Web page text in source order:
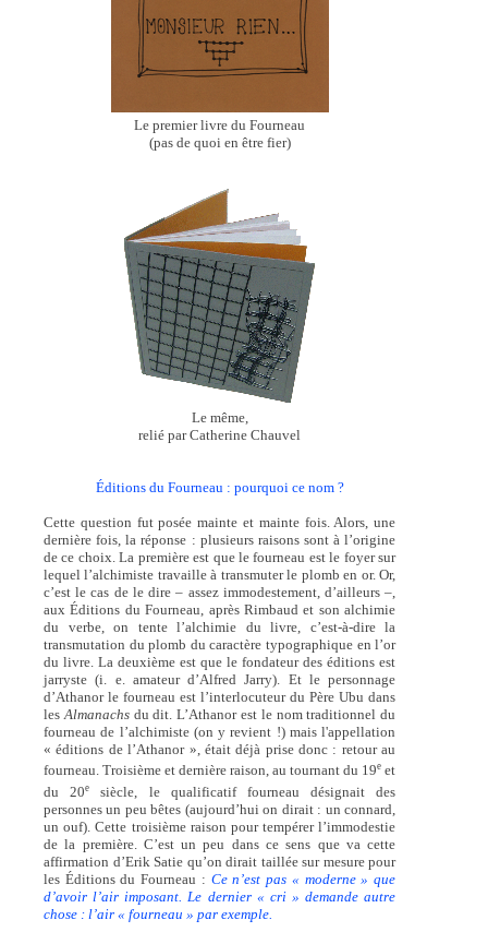
Le premier livre du Fourneau
(pas de quoi en être fier)
Le même,
relié par Catherine Chauvel
Éditions du Fourneau : pourquoi ce nom ?
Cette question fut posée mainte et mainte fois. Alors, une
dernière fois, la réponse : plusieurs raisons sont à l’origine
de ce choix. La première est que le fourneau est le foyer sur
lequel l’alchimiste travaille à transmuter le plomb en or. Or,
c’est le cas de le dire – assez immodestement, d’ailleurs –,
aux Éditions du Fourneau, après Rimbaud et son alchimie
du verbe, on tente l’alchimie du livre, c’est-à-dire la
transmutation du plomb du caractère typographique en l’or
du livre. La deuxième est que le fondateur des éditions est
jarryste (i. e. amateur d’Alfred Jarry). Et le personnage
d’Athanor le fourneau est l’interlocuteur du Père Ubu dans
lesAlmanachsdu dit. L’Athanor est le nom traditionnel du
fourneau de l’alchimiste (on y revient !) mais l'appellation
« éditions de l’Athanor », était déjà prise donc : retour au
fourneau. Troisième et dernière raison, au tournant du 19e et
du 20e
siècle, le qualificatif fourneau désignait des
personnes un peu bêtes (aujourd’hui on dirait : un connard,
un ouf). Cette troisième raison pour tempérer l’immodestie
de la première. C’est un peu dans ce sens que va cette
affirmation d’Erik Satie qu’on dirait taillée sur mesure pour
les Éditions du Fourneau : Ce n’est pas « moderne » que
d’avoir l’air imposant. Le dernier « cri » demande autre
chose : l’air « fourneau » par exemple.